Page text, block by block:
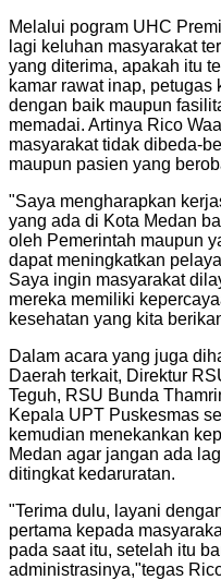
Melalui pogram UHC
lagi keluhan masyarakat
yang diterima, apakah itu
kamar rawat inap,
dengan baik maupun
memadai. Artinya Rico
masyarakat tidak dibeda-
maupun pasien yang
"Saya mengharapkan
yang ada di Kota Medan
oleh Pemerintah maupun
dapat meningkatkan
Saya ingin masyarakat
mereka memiliki
kesehatan yang kita
Dalam acara yang juga
Daerah terkait, Direktur
Teguh, RSU Bunda
Kepala UPT Puskesmas
kemudian menekankan
Medan agar jangan ada
ditingkat kedaruratan.
"Terima dulu, layani
pertama kepada
pada saat itu, setelah itu
administrasinya,"tegas